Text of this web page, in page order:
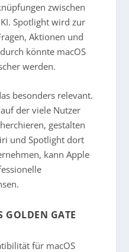
zwischen
Spotlight wird zur
Aktionen und
könnte macOS
werden.
besonders relevant.
der viele Nutzer
gestalten
und Spotlight dort
kann Apple
GOLDEN GATE
für macOS